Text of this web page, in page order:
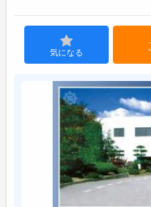
ジョブズゴーについて
お問い合わせ
よくあるご質問
気になる